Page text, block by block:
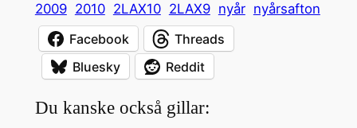
2009 2010 2LAX10 2LAX9 nyår nyårsafton
Facebook
Threads
Bluesky
Reddit
Du kanske också gillar: